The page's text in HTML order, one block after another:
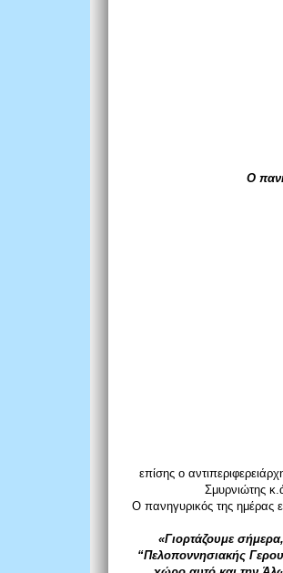
O
επίσης ο
Σμυρνιώτης
O πανηγυρικός της
«Γιορτάζουμε
“Πελοποννησιακής